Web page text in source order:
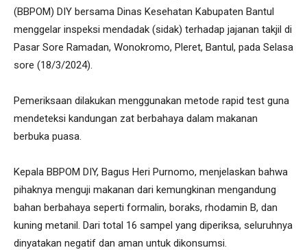
(BBPOM) DIY bersama Dinas Kesehatan Kabupaten Bantul
menggelar inspeksi mendadak (sidak) terhadap jajanan takjil di
Pasar Sore Ramadan, Wonokromo, Pleret, Bantul, pada Selasa
sore (18/3/2024).
Pemeriksaan dilakukan menggunakan metode rapid test guna
mendeteksi kandungan zat berbahaya dalam makanan
berbuka puasa.
Kepala BBPOM DIY, Bagus Heri Purnomo, menjelaskan bahwa
pihaknya menguji makanan dari kemungkinan mengandung
bahan berbahaya seperti formalin, boraks, rhodamin B, dan
kuning metanil. Dari total 16 sampel yang diperiksa, seluruhnya
dinyatakan negatif dan aman untuk dikonsumsi.